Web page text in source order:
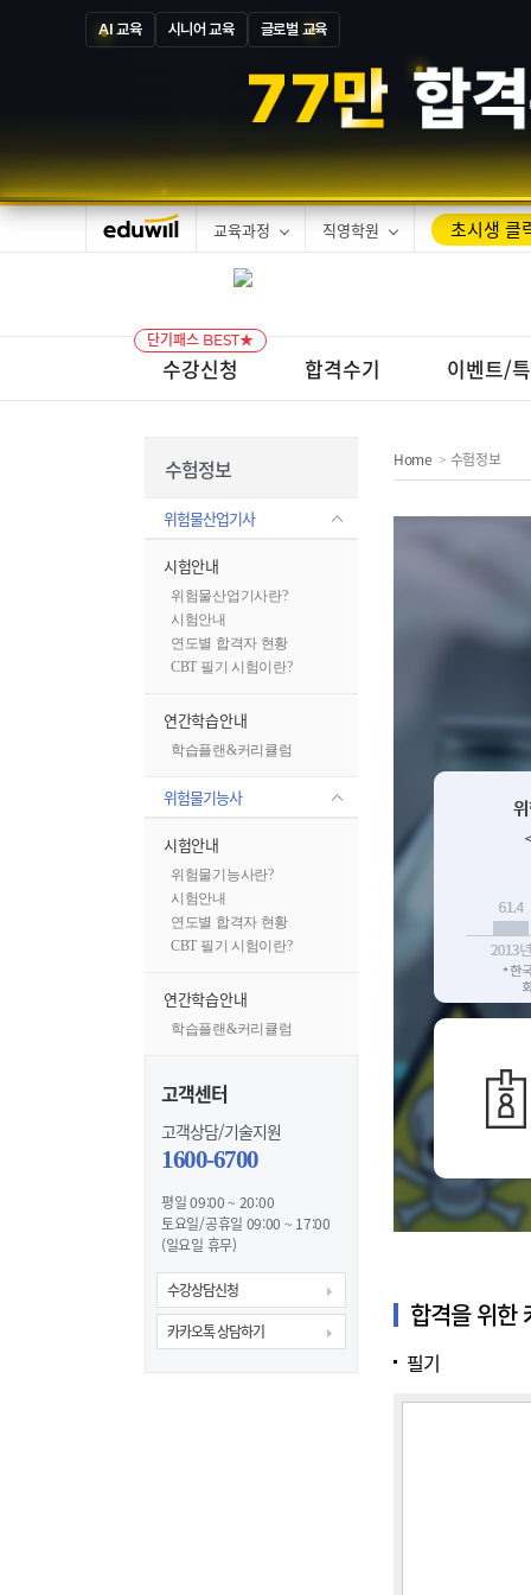
AI 교육 시니어 교육 글로벌 교육
13만 합
교육과정 직영학원 초시생 클
수강신청
단기패스 BEST★
합격수기 이벤트/
수험정보
위험물산업기사
시험안내
위험물산업기사란?
시험안내
연도별 합격자 현황
CBT 필기 시험이란?
연간학습안내
학습플랜&커리큘럼
위험물기능사
시험안내
위험물기능사란?
시험안내
연도별 합격자 현황
CBT 필기 시험이란?
연간학습안내
학습플랜&커리큘럼
고객센터
고객상담/기술지원
1600-6700
평일 09:00 ~ 20:00
토요일/공휴일 09:00 ~ 17:00
(일요일 휴무)
수강상담신청
카카오톡 상담하기
Home > 수험정보
2025년 응시인원
30,058
합격을 위한
필기